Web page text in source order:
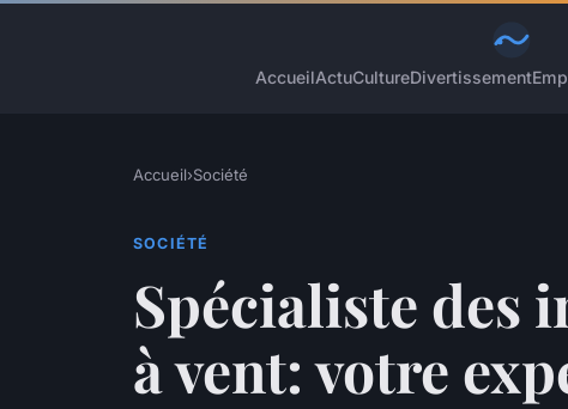
AccueilActuCultureDivertissement
Accueil›Société
SOCIÉTÉ
Spécialiste des
à vent: votre